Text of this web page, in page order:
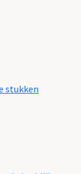
stukken